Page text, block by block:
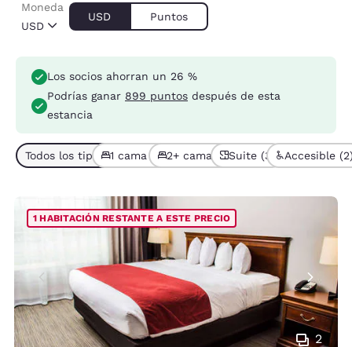
USD
Moneda
USD Puntos
Los socios ahorran un 26 %
Podrías ganar 899 puntos después de esta
estancia
Todos los tipos de habitación (6)
1 cama (4)2+ camas (2)Suite (3) Accesible
2
1 HABITACIÓN RESTANTE A ESTE PRECIO